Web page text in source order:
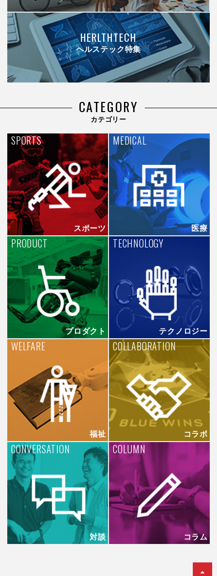
HERLTHTECH
ヘルステック特集
CATEGORY
カテゴリー
スポーツ
SPORTS
医療
MEDICAL
プロダクト
PRODUCT
テクノロジー
TECHNOLOGY
福祉
WELFARE
コラボ
COLLABORATION
対談
CONVERSATION
コラム
COLUMN